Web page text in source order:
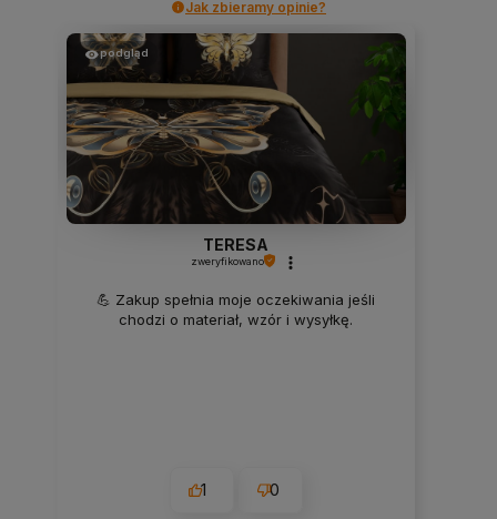
Jak zbieramy opinie?
podgląd
TERESA
zweryfikowano
💪 Zakup spełnia moje oczekiwania jeśli
chodzi o materiał, wzór i wysyłkę.
1 0